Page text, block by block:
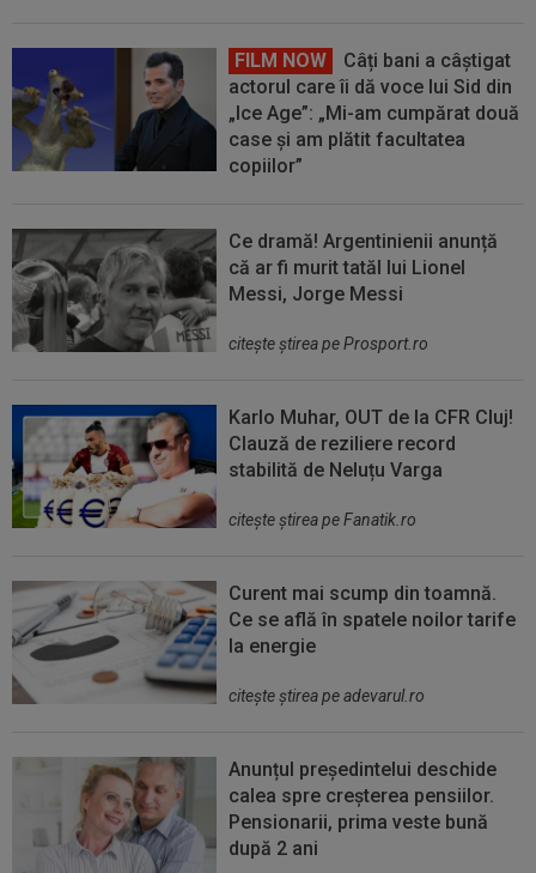
FILM NOW
Câți bani a câștigat
actorul care îi dă voce lui Sid din
„Ice Age”: „Mi-am cumpărat două
case și am plătit facultatea
copiilor”
Ce dramă! Argentinienii anunță
că ar fi murit tatăl lui Lionel
Messi, Jorge Messi
citeşte ştirea pe Prosport.ro
Karlo Muhar, OUT de la CFR Cluj!
Clauză de reziliere record
stabilită de Neluțu Varga
citeşte ştirea pe Fanatik.ro
Curent mai scump din toamnă.
Ce se află în spatele noilor tarife
la energie
citeşte ştirea pe adevarul.ro
Anunțul președintelui deschide
calea spre creșterea pensiilor.
Pensionarii, prima veste bună
după 2 ani